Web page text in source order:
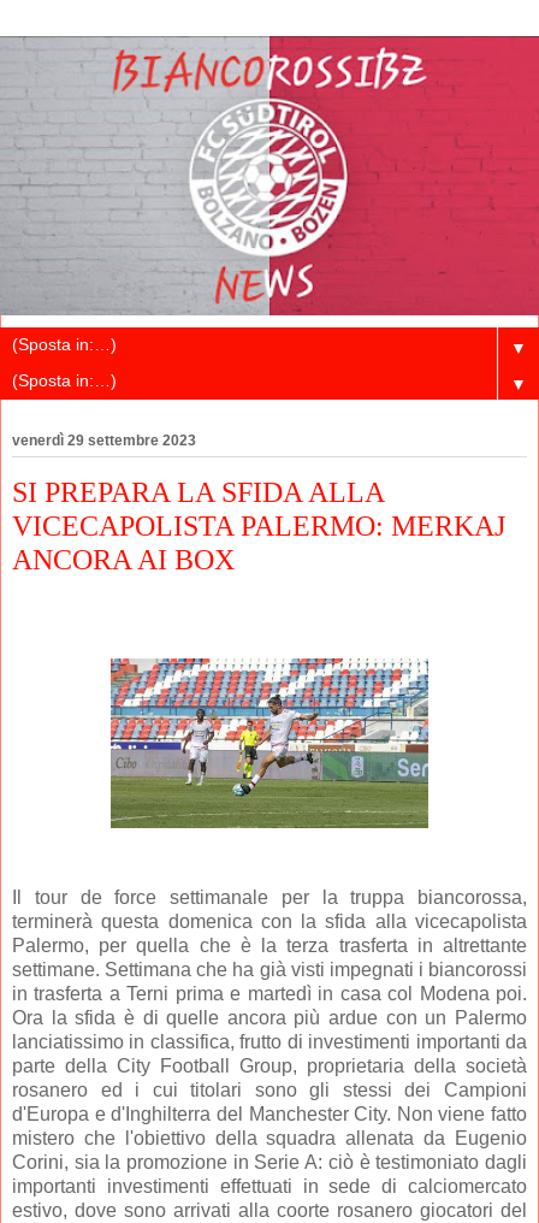
▼
▼
venerdì 29 settembre 2023
SI PREPARA LA SFIDA ALLA
VICECAPOLISTA PALERMO: MERKAJ
ANCORA AI BOX
Il tour de force settimanale per la truppa biancorossa,
terminerà questa domenica con la sfida alla vicecapolista
Palermo, per quella che è la terza trasferta in altrettante
settimane. Settimana che ha già visti impegnati i biancorossi
in trasferta a Terni prima e martedì in casa col Modena poi.
Ora la sfida è di quelle ancora più ardue con un Palermo
lanciatissimo in classifica, frutto di investimenti importanti da
parte della City Football Group, proprietaria della società
rosanero ed i cui titolari sono gli stessi dei Campioni
d'Europa e d'Inghilterra del Manchester City. Non viene fatto
mistero che l'obiettivo della squadra allenata da Eugenio
Corini, sia la promozione in Serie A: ciò è testimoniato dagli
importanti investimenti effettuati in sede di calciomercato
estivo, dove sono arrivati alla coorte rosanero giocatori del